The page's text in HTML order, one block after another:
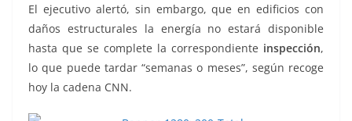
El ejecutivo alertó, sin embargo, que en edificios con
daños estructurales la energía no estará disponible
hasta que se complete la correspondiente inspección,
lo que puede tardar “semanas o meses”, según recoge
hoy la cadena CNN.